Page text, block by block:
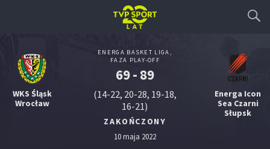
WKS Śląsk
Wrocław
ENERGA BASKET LIGA,
FAZA PLAY-OFF
69 - 89
(14-22, 20-28, 19-18,
16-21)
ZAKOŃCZONY
10 maja 2022
Energa Icon
Sea Czarni
Słupsk